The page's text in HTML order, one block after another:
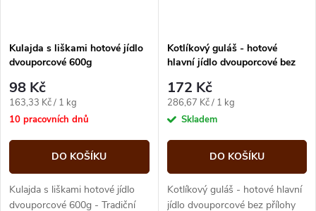
Kulajda s liškami hotové jídlo
dvouporcové 600g
98 Kč
Měrná
cena:
163,33 Kč / 1 kg
10 pracovních dnů
DO KOŠÍKU
Kulajda s liškami hotové jídlo
dvouporcové 600g - Tradiční
Kotlíkový guláš - hotové
hlavní jídlo dvouporcové bez
172 Kč
Měrná
cena:
286,67 Kč / 1 kg
Skladem
DO KOŠÍKU
Kotlíkový guláš - hotové hlavní
jídlo dvouporcové bez přílohy